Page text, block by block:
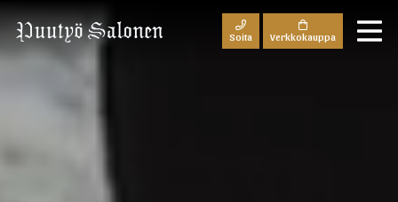
Soita Verkko­kauppa